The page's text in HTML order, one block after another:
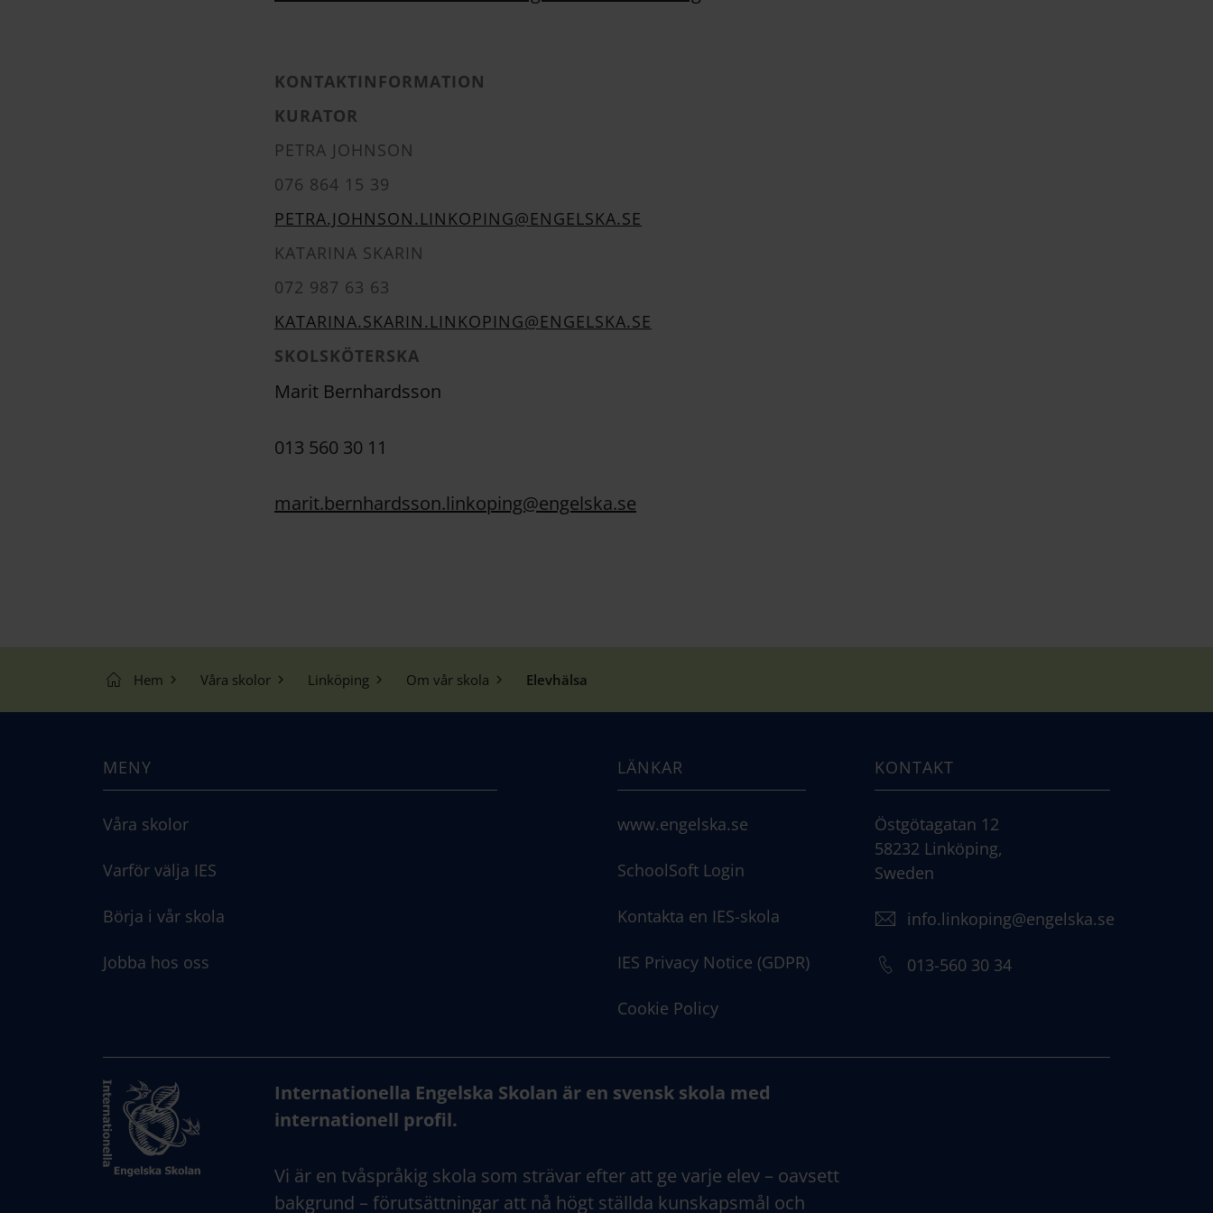
KONTAKTINFORMATION
KURATOR
PETRA JOHNSON
076 864 15 39
PETRA.JOHNSON.LINKOPING@ENGELSKA.SE
KATARINA SKARIN
072 987 63 63
KATARINA.SKARIN.LINKOPING@ENGELSKA.SE
SKOLSKÖTERSKA
Marit Bernhardsson
013 560 30 11
marit.bernhardsson.linkoping@engelska.se
Hem Våra skolor Linköping Om vår skola Elevhälsa
MENY
Våra skolor
Varför välja IES
Börja i vår skola
Jobba hos oss
LÄNKAR
www.engelska.se
SchoolSoft Login
Kontakta en IES-skola
IES Privacy Notice (GDPR)
Cookie Policy
KONTAKT
Östgötagatan 12
58232 Linköping,
Sweden
info.linkoping@engelska.se
013-560 30 34
Internationella Engelska Skolan är en svensk skola med
internationell profil.
Vi är en tvåspråkig skola som strävar efter att ge varje elev – oavsett
bakgrund – förutsättningar att nå högt ställda kunskapsmål och